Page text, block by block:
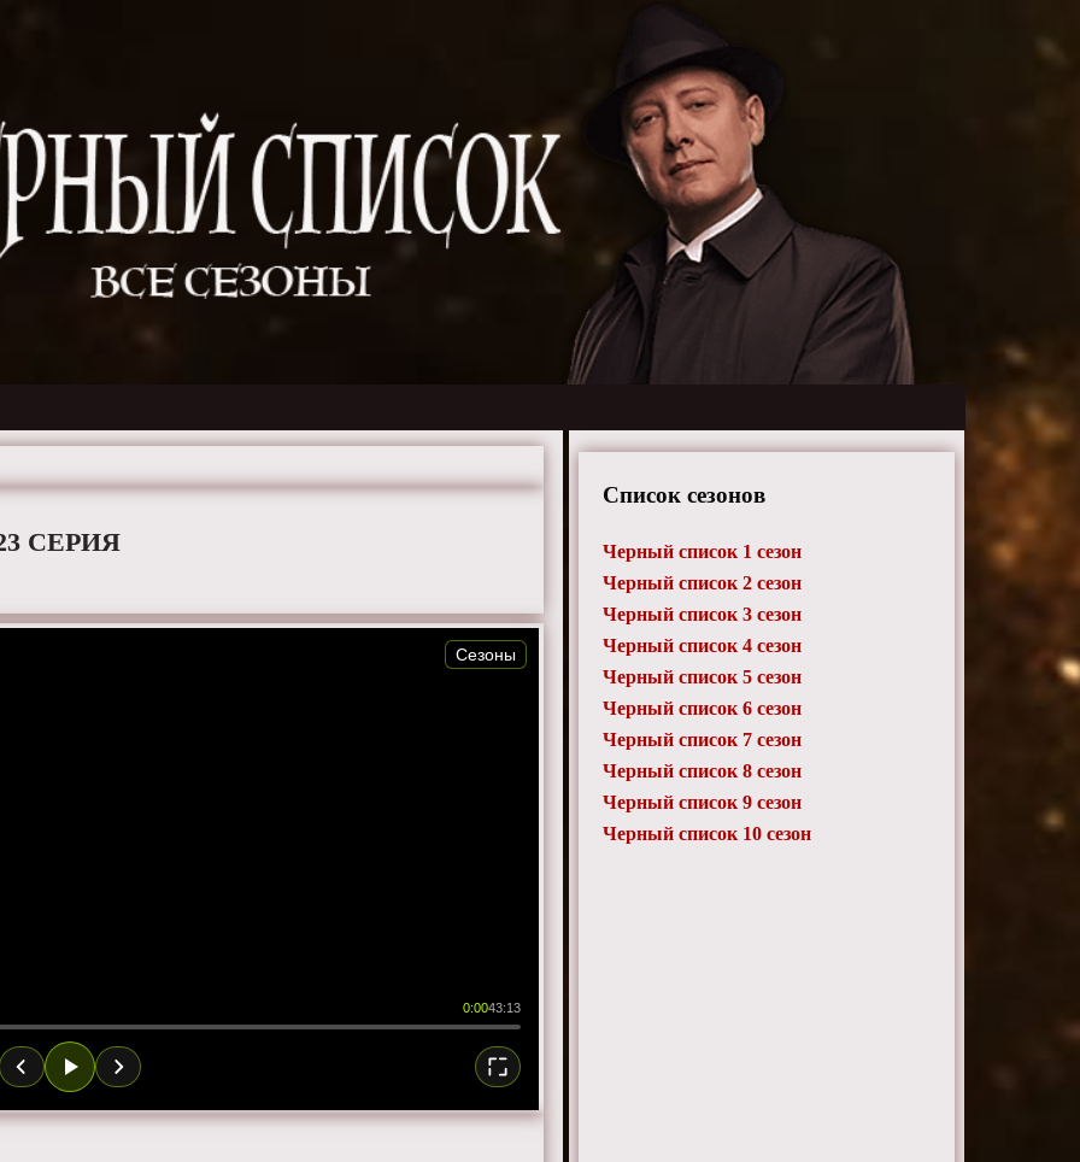
СЕРИЯ
0:0043:13
Сезоны
Список сезонов
Черный список 1 сезон
Черный список 2 сезон
Черный список 3 сезон
Черный список 4 сезон
Черный список 5 сезон
Черный список 6 сезон
Черный список 7 сезон
Черный список 8 сезон
Черный список 9 сезон
Черный список 10 сезон